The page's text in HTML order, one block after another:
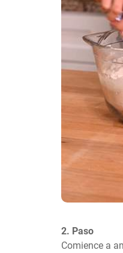
2. Paso
Comience a